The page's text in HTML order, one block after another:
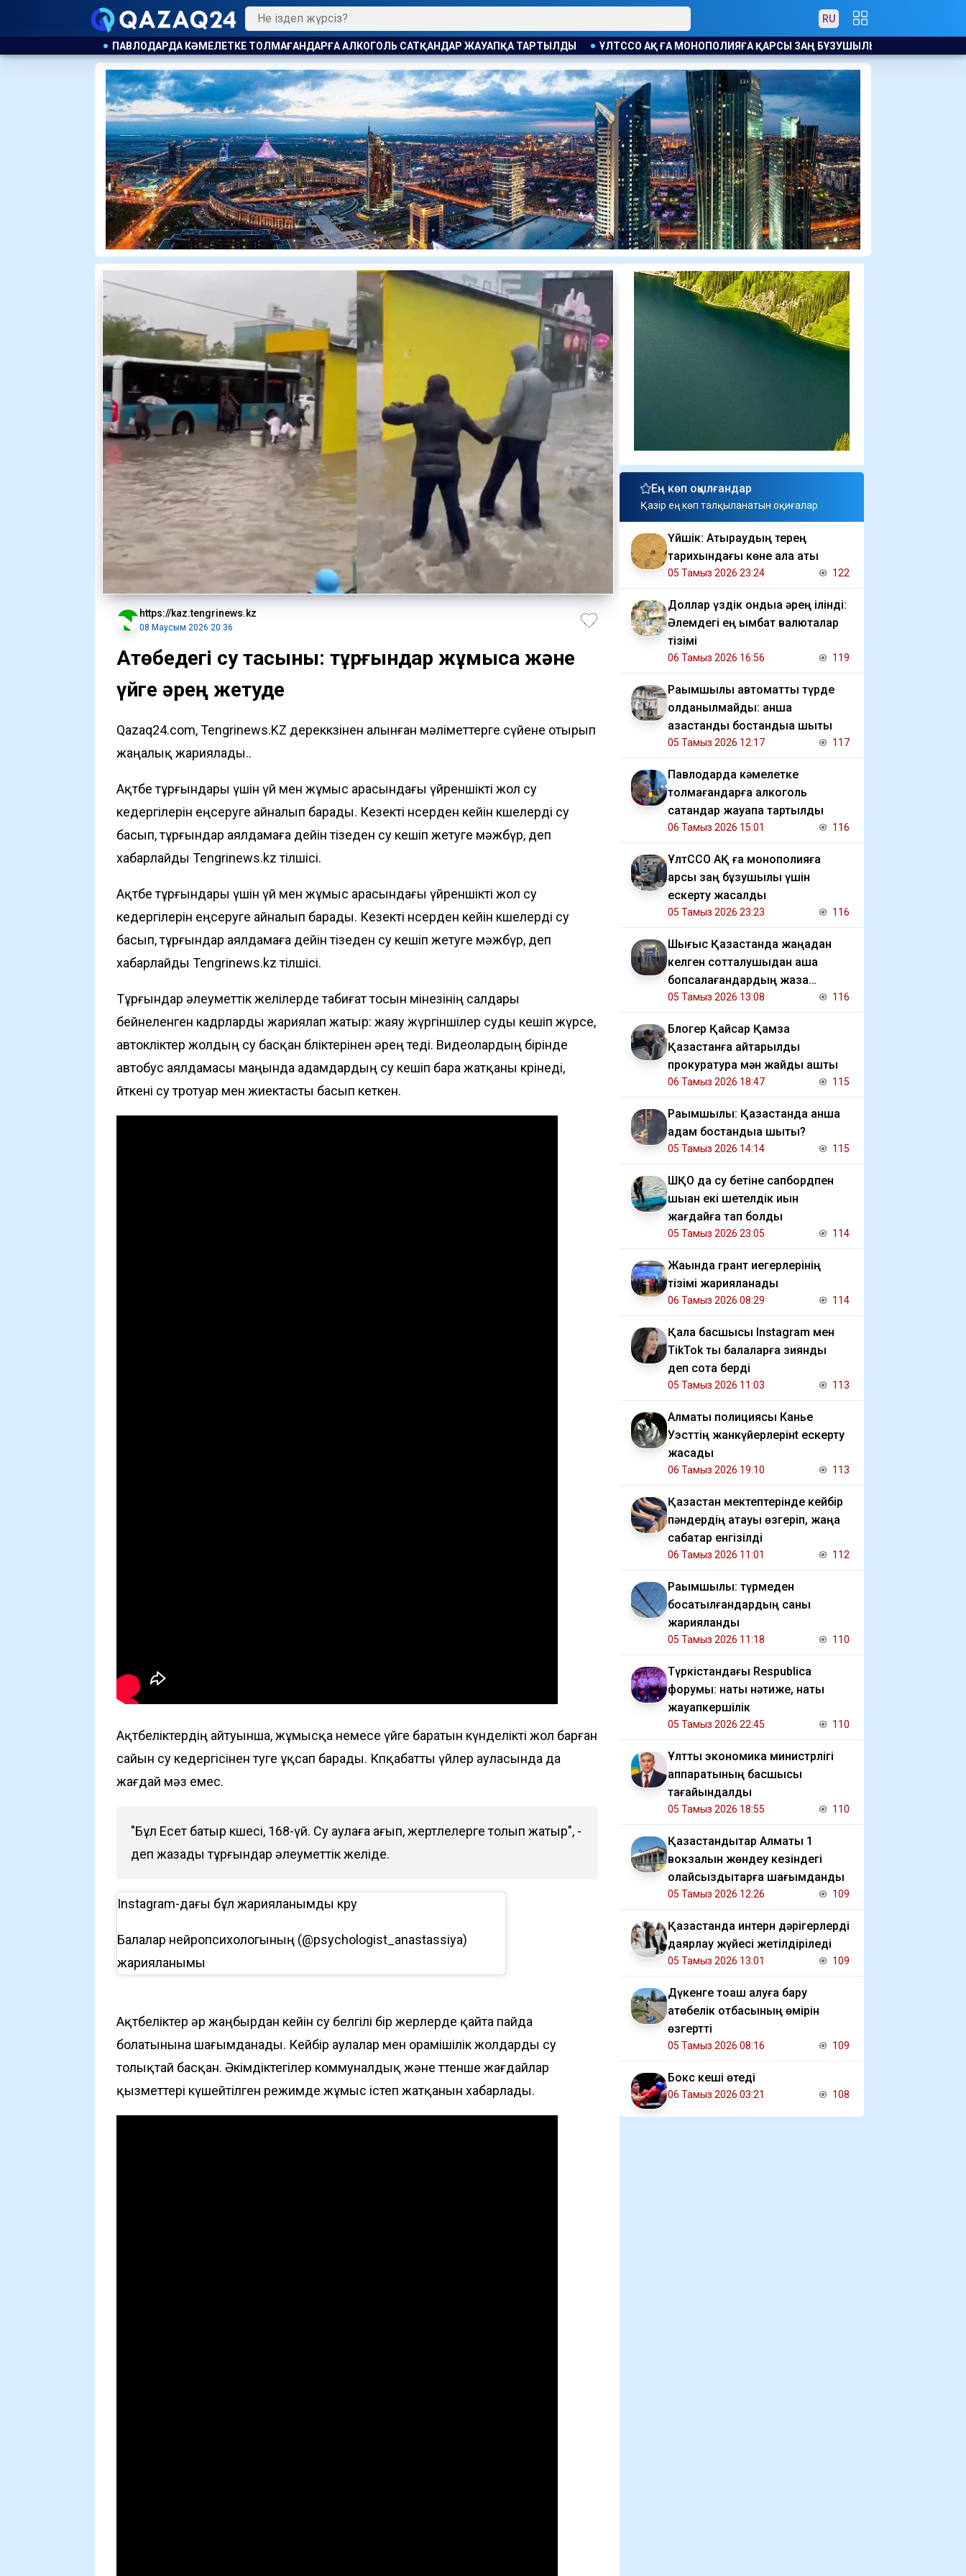
RU
КӘМЕЛЕТКЕ ТОЛМАҒАНДАРҒА АЛКОГОЛЬ САТҚАНДАР ЖАУАПҚА ТАРТЫЛДЫ ҰЛТССО АҚ ҒА МОНОПОЛИЯҒА ҚАРСЫ ЗАҢ БҰЗУШЫЛЫҚ ҮШІН ЕСКЕРТУ ЖАСАЛДЫ
https://kaz.tengrinews.kz
08 Маусым 2026 20:36
Ақтөбедегі су тасқыны: тұрғындар жұмысқа және
үйге әрең жетуде
Qazaq24.com, Tengrinews.KZ дереккөзінен алынған мәліметтерге сүйене отырып
жаңалық жариялады..
Ақтөбе тұрғындары үшін үй мен жұмыс арасындағы үйреншікті жол су
кедергілерін еңсеруге айналып барады. Кезекті нөсерден кейін көшелерді су
басып, тұрғындар аялдамаға дейін тізеден су кешіп жетуге мәжбүр, деп
хабарлайды Tengrinews.kzтілшісі.
Ақтөбе тұрғындары үшін үй мен жұмыс арасындағы үйреншікті жол су
кедергілерін еңсеруге айналып барады. Кезекті нөсерден кейін көшелерді су
басып, тұрғындар аялдамаға дейін тізеден су кешіп жетуге мәжбүр, деп
хабарлайды Tengrinews.kzтілшісі.
Тұрғындар әлеуметтік желілерде табиғат тосын мінезінің салдары
бейнеленген кадрларды жариялап жатыр: жаяу жүргіншілер суды кешіп жүрсе,
автокөліктер жолдың су басқан бөліктерінен әрең өтеді. Видеолардың бірінде
автобус аялдамасы маңында адамдардың су кешіп бара жатқаны көрінеді,
өйткені су тротуар мен жиектасты басып кеткен.
Ақтөбеліктердің айтуынша, жұмысқа немесе үйге баратын күнделікті жол барған
сайын су кедергісінен өтуге ұқсап барады. Көпқабатты үйлер ауласында да
жағдай мәз емес.
"Бұл Есет батыр көшесі, 168-үй. Су аулаға ағып, жертөлелерге толып жатыр", -
деп жазады тұрғындар әлеуметтік желіде.
Instagram-дағы бұл жарияланымды көру
Балалар нейропсихологының (@psychologist_anastassiya)
жарияланымы
Ақтөбеліктер әр жаңбырдан кейін су белгілі бір жерлерде қайта пайда
болатынына шағымданады. Кейбір аулалар мен орамішілік жолдарды су
толықтай басқан. Әкімдіктегілер коммуналдық және төтенше жағдайлар
қызметтері күшейтілген режимде жұмыс істеп жатқанын хабарлады.
Ең көп оқылғандар
Қазір ең көп талқыланатын оқиғалар
Үйшік: Атыраудың терең
тарихындағы көне қала аты
05 Тамыз 2026 23:24 122
Доллар үздік ондыққа әрең ілінді:
Әлемдегі ең қымбат валюталар
тізімі
06 Тамыз 2026 16:56 119
Рақымшылық автоматты түрде
қолданылмайды: қанша
қазақстандық бостандыққа шықты
05 Тамыз 2026 12:17 117
Павлодарда кәмелетке
толмағандарға алкоголь
сатқандар жауапқа тартылды
06 Тамыз 2026 15:01 116
ҰлтССО АҚ ға монополияға
қарсы заң бұзушылық үшін
ескерту жасалды
05 Тамыз 2026 23:23 116
Шығыс Қазақстанда жаңадан
келген сотталушыдан ақша
бопсалағандардың жаза
мерзімі ұзартылды
05 Тамыз 2026 13:08 116
Блогер Қайсар Қамза
Қазақстанға қайтарылды
прокуратура мән жайды ашты
06 Тамыз 2026 18:47 115
Рақымшылық: Қазақстанда қанша
адам бостандыққа шықты?
05 Тамыз 2026 14:14 115
ШҚО да су бетіне сапбордпен
шыққан екі шетелдік қиын
жағдайға тап болды
05 Тамыз 2026 23:05 114
Жақында грант иегерлерінің
тізімі жарияланады
06 Тамыз 2026 08:29 114
Қала басшысы Instagram мен
TikTok ты балаларға зиянды
деп сотқа берді
05 Тамыз 2026 11:03 113
Алматы полициясы Канье
Уэсттің жанкүйерлерінt ескерту
жасады
06 Тамыз 2026 19:10 113
Қазақстан мектептерінде кейбір
пәндердің атауы өзгеріп, жаңа
сабақтар енгізілді
06 Тамыз 2026 11:01 112
Рақымшылық: түрмеден
босатылғандардың саны
жарияланды
05 Тамыз 2026 11:18 110
Түркістандағы Respublica
форумы: нақты нәтиже, нақты
жауапкершілік
05 Тамыз 2026 22:45 110
Ұлттық экономика министрлігі
аппаратының басшысы
тағайындалды
05 Тамыз 2026 18:55 110
Қазақстандықтар Алматы 1
вокзалын жөндеу кезіндегі
қолайсыздықтарға шағымданды
05 Тамыз 2026 12:26 109
Қазақстанда интерн дәрігерлерді
даярлау жүйесі жетілдіріледі
05 Тамыз 2026 13:01 109
Дүкенге тоқаш алуға бару
ақтөбелік отбасының өмірін
өзгертті
05 Тамыз 2026 08:16 109
Бокс кеші өтеді
06 Тамыз 2026 03:21 108